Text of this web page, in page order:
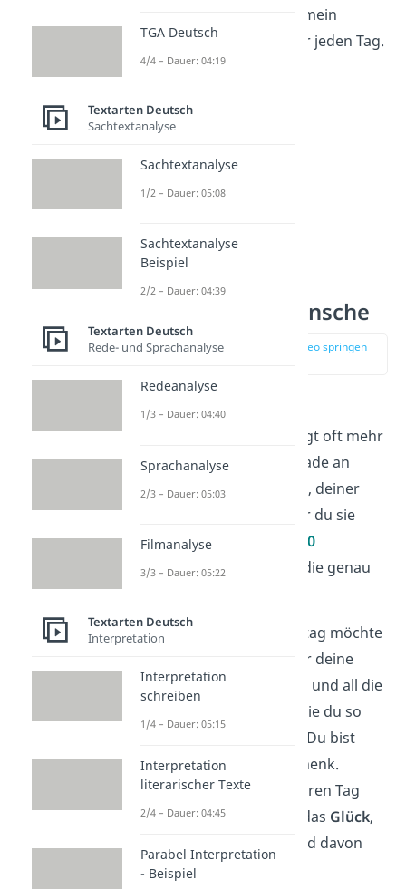
und mein
Lieblingsmensch für jeden Tag.
Herzliche &
romantische
Geburtstagswünsche
zur Stelle im Video springen
Einliebevoller
Geburtstagswunsch sagt oft mehr
als tausend Worte. Gerade an
diesem Tag ist es schön, deiner
Frau zu zeigen, wie sehr du sie
liebst. Hier findest du
10
romantische Sprüche
, die genau
Zu deinem Geburtstag möchte
ich dir danken — für deine
Liebe, deine Geduld und all die
kleinen Momente, die du so
besonders machst. Du bist
mein größtes Geschenk.
An deinem besonderen Tag
wünsche ich dir all das Glück,
das du verdienst und davon
unendlich viel.
TGA Deutsch
4/4 – Dauer: 04:19
Textarten Deutsch
Sachtextanalyse
Sachtextanalyse
1/2 – Dauer: 05:08
Sachtextanalyse
Beispiel
2/2 – Dauer: 04:39
Textarten Deutsch
Rede- und Sprachanalyse
Redeanalyse
1/3 – Dauer: 04:40
Sprachanalyse
2/3 – Dauer: 05:03
Filmanalyse
3/3 – Dauer: 05:22
Textarten Deutsch
Interpretation
Interpretation
schreiben
1/4 – Dauer: 05:15
Interpretation
literarischer Texte
2/4 – Dauer: 04:45
Parabel Interpretation
- Beispiel